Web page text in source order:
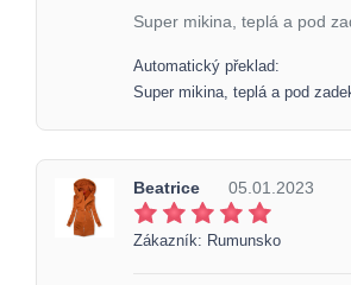
Super mikina, teplá a pod
Automatický překlad:
Super mikina, teplá a pod
Beatrice 05.01.2023
Zákazník: Rumunsko